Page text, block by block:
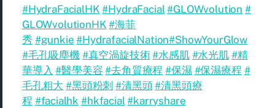
#HydraFacialHK #HydraFacial #GLOWvolution #
GLOWvolutionHK #海菲
秀 #gunkie #HydrafacialNation#ShowYourGlow
#毛孔吸塵機 #真空渦旋技術#水感肌 #水光肌 #精
華導入 #醫學美容 #去角質療程 #保濕 #保濕療程 #
毛孔粗大 #黑頭粉刺 #清黑頭#清黑頭療
程 #facialhk #hkfacial #karryshare